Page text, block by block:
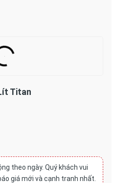
Titan
theo ngày. Quý khách vui
giá mới và cạnh tranh nhất.